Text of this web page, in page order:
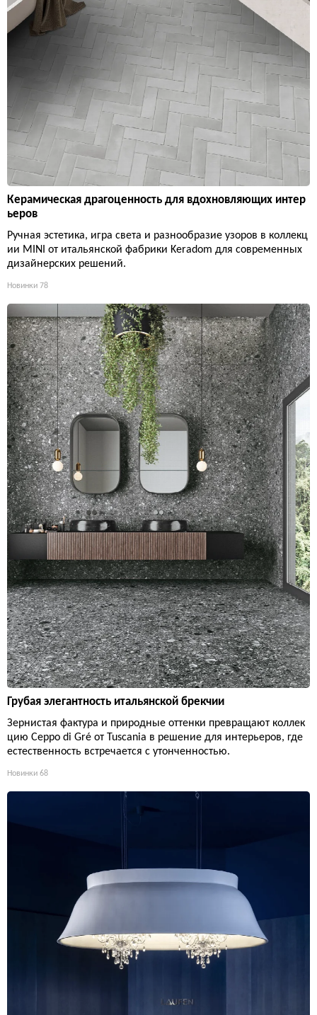
Керамическая драгоценность для вдохновляющих интер
ьеров
Ручная эстетика, игра света и разнообразие узоров в коллекц
ии MINI от итальянской фабрики Keradom для современных
дизайнерских решений.
Новинки 78
Грубая элегантность итальянской брекчии
Зернистая фактура и природные оттенки превращают коллек
цию Ceppo di Gré от Tuscania в решение для интерьеров, где
естественность встречается с утонченностью.
Новинки 68